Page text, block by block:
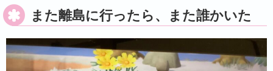
また離島に行ったら、また誰かいた